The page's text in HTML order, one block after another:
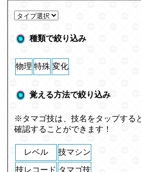
種類で絞り込み
物理 特殊 変化
覚える方法で絞り込み
※タマゴ技は、技名をタップする
確認することができます！
レベル 技マシン
技レコード タマゴ技